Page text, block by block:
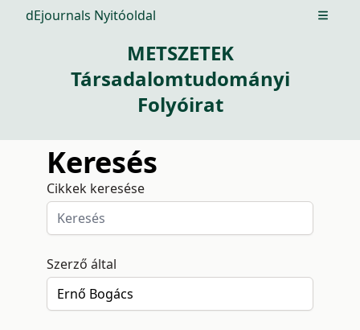
dEjournals Nyitóoldal Open
METSZETEK
Társadalomtudományi
Folyóirat
Keresés
Cikkek keresése
Szerző által